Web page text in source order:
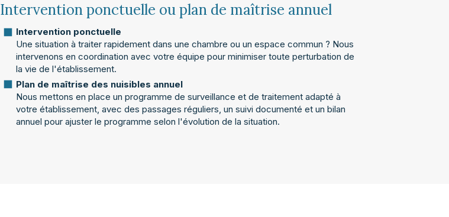
Intervention ponctuelle ou plan de maîtrise annuel
Intervention ponctuelle
Une situation à traiter rapidement dans une chambre ou un espace commun ? Nous
intervenons en coordination avec votre équipe pour minimiser toute perturbation de
la vie de l'établissement.
Plan de maîtrise des nuisibles annuel
Nous mettons en place un programme de surveillance et de traitement adapté à
votre établissement, avec des passages réguliers, un suivi documenté et un bilan
annuel pour ajuster le programme selon l'évolution de la situation.